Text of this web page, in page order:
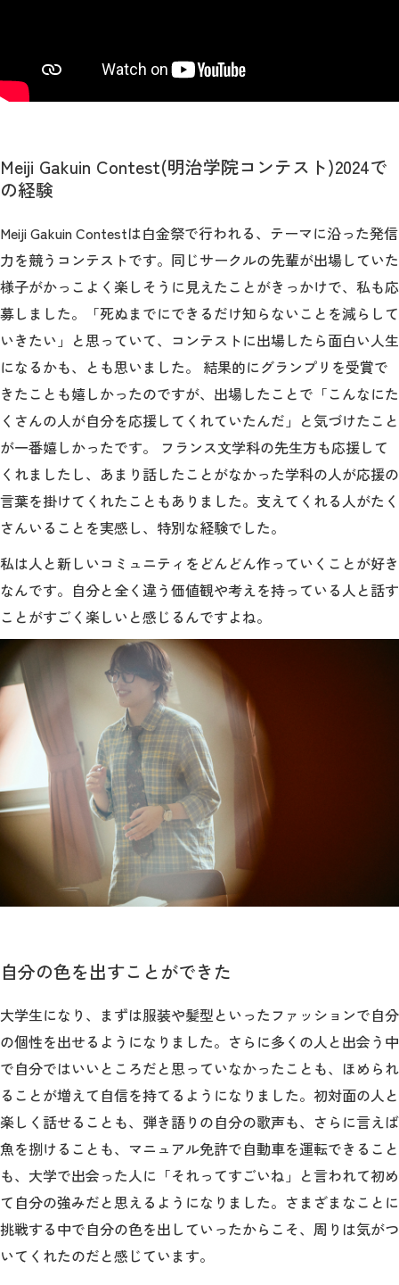
Meiji Gakuin Contest(明治学院コンテスト)2024で
の経験
Meiji Gakuin Contestは白金祭で行われる、テーマに沿った発信
力を競うコンテストです。同じサークルの先輩が出場していた
様子がかっこよく楽しそうに見えたことがきっかけで、私も応
募しました。「死ぬまでにできるだけ知らないことを減らして
いきたい」と思っていて、コンテストに出場したら面白い人生
になるかも、とも思いました。 結果的にグランプリを受賞で
きたことも嬉しかったのですが、出場したことで「こんなにた
くさんの人が自分を応援してくれていたんだ」と気づけたこと
が一番嬉しかったです。 フランス文学科の先生方も応援して
くれましたし、あまり話したことがなかった学科の人が応援の
言葉を掛けてくれたこともありました。支えてくれる人がたく
さんいることを実感し、特別な経験でした。
私は人と新しいコミュニティをどんどん作っていくことが好き
なんです。自分と全く違う価値観や考えを持っている人と話す
ことがすごく楽しいと感じるんですよね。
自分の色を出すことができた
大学生になり、まずは服装や髪型といったファッションで自分
の個性を出せるようになりました。さらに多くの人と出会う中
で自分ではいいところだと思っていなかったことも、ほめられ
ることが増えて自信を持てるようになりました。初対面の人と
楽しく話せることも、弾き語りの自分の歌声も、さらに言えば
魚を捌けることも、マニュアル免許で自動車を運転できること
も、大学で出会った人に「それってすごいね」と言われて初め
て自分の強みだと思えるようになりました。さまざまなことに
挑戦する中で自分の色を出していったからこそ、周りは気がつ
いてくれたのだと感じています。